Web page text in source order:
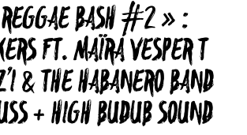
BASH #2 » :
FT. MAÏRA VESPER T
& THE HABANERO BAND
+ HIGH BUDUB SOUND